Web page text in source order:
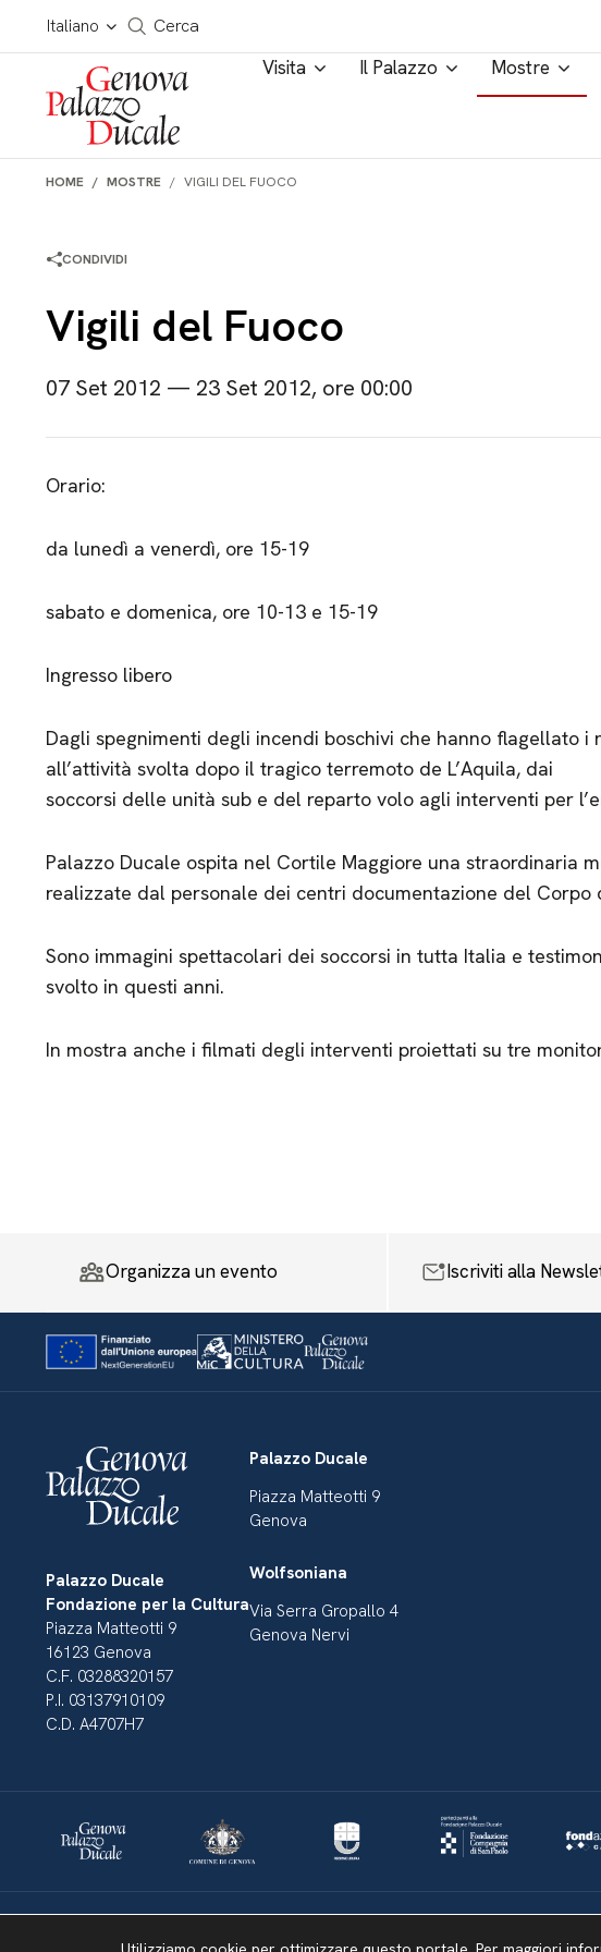
Salta al contenuto
Italiano
Cerca in tutto il sito
Cerca
Visita Il Palazzo Mostre
HOME MOSTRE VIGILI DEL FUOCO
CONDIVIDI
Vigili del Fuoco
07 Set 2012 — 23 Set 2012, ore 00:00
Orario:
da lunedì a venerdì, ore 15-19
sabato e domenica, ore 10-13 e 15-19
Ingresso libero
Dagli spegnimenti degli incendi boschivi che hanno flagellato i
all’attività svolta dopo il tragico terremoto de L’Aquila, dai
soccorsi delle unità sub e del reparto volo agli interventi per
Palazzo Ducale ospita nel Cortile Maggiore una straordinaria
realizzate dal personale dei centri documentazione del Corpo
Sono immagini spettacolari dei soccorsi in tutta Italia e
svolto in questi anni.
In mostra anche i filmati degli interventi proiettati su tre
Organizza un evento Iscriviti alla
Palazzo Ducale
Fondazione per la Cultura
Piazza Matteotti 9
16123 Genova
C.F. 03288320157
P.I. 03137910109
C.D. A4707H7
Palazzo Ducale
Piazza Matteotti 9
Genova
Wolfsoniana
Via Serra Gropallo 4
Genova Nervi
Mappa del sito